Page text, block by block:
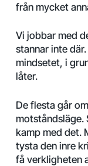
från mycket
Vi jobbar med
stannar inte
mindsetet, i
låter.
De flesta går
motståndsläge.
kamp med det.
tysta den inre
få verkligheten